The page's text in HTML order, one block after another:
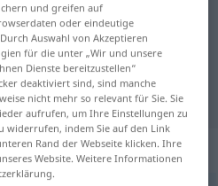
Übersetzung für
Übersetzung
und greifen auf
oder eindeutige
Auswahl von Akzeptieren
für die unter „Wir und unsere
Dienste bereitzustellen“
deaktiviert sind, sind manche
nicht mehr so relevant für Sie. Sie
aufrufen, um Ihre Einstellungen zu
widerrufen, indem Sie auf den Link
Rand der Webseite klicken. Ihre
Website. Weitere Informationen